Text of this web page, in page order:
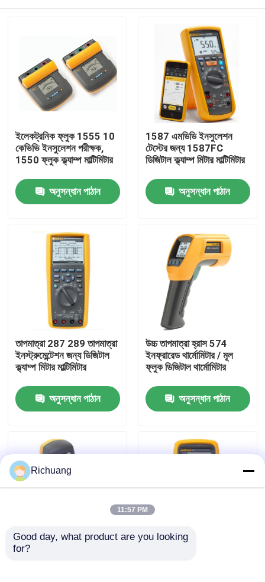
আমাদের সম্পর্কে
কারখানা ভ্রমণ
মান নিয়ন্ত্রণ
উদ্ধৃতির জন্য আবেদন
পিএলসি CPU মডিউল
ইলেকট্রনিক ফ্লুক 1555 10
কেভিভি ইনসুলেশন পরীক্ষক,
1550 ফ্লুক ক্ল্যাম্প মাল্টিমিটার
অনুসন্ধান পাঠান
1587 এমডিডি ইনসুলেশন
টেস্টের জন্য 1587FC
ডিজিটাল ক্ল্যাম্প মিটার মাল্টিমিটার
অনুসন্ধান পাঠান
তাপমাত্রা 287 289 তাপমাত্রা
ইনস্ট্রুমেন্টেশন জন্য ডিজিটাল
ক্ল্যাম্প মিটার মাল্টিমিটার
অনুসন্ধান পাঠান
উচ্চ তাপমাত্রা হ্রাস 574
ইনফ্রারেড থার্মোমিটার / মূল
ফ্লুক ডিজিটাল থার্মোমিটার
অনুসন্ধান পাঠান
ফ্লু 820-2 ডিজিটাল ক্ল্যাম্প
Richuang
11:57 PM
Good day, what product are you looking
for?